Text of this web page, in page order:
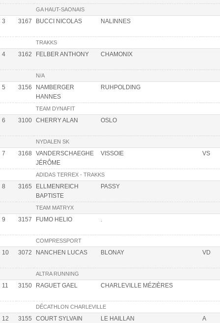
GA HAUT-SAONAIS
3 3167 BUCCI NICOLAS NALINNES
TRAKKS
4 3162 FELBER ANTHONY CHAMONIX
N/A
5 3156
NAMBERGER
HANNES
RUHPOLDING
TEAM DYNAFIT
6 3100 CHERRY ALAN OSLO
NYDALEN SK
7 3168
VANDERSCHAEGHE
JÉRÔME
VISSOIE VS
ADIDAS TERREX - TRAKKS
8 3165
ELLMENREICH
BAPTISTE
PASSY
TEAM MATRYX
9 3157 FUMO HELIO .
COMPRESSPORT
10 3072 NANCHEN LUCAS BLONAY VD
ALTRA RUNNING
11 3150 RAGUET GAEL CHARLEVILLE MÉZIÈRES
DÉCATHLON CHARLEVILLE
12 3155 COURT SYLVAIN LE HAILLAN A